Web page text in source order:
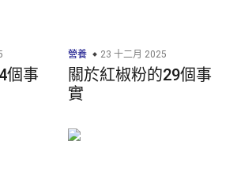
個事
營養 23 十二月 2025
關於紅椒粉的29個事
實